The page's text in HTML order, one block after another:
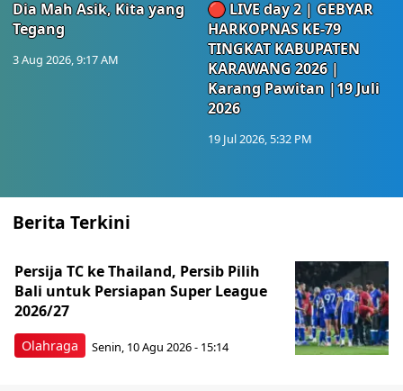
Dia Mah Asik, Kita yang
Tegang
3 Aug 2026, 9:17 AM
🔴 LIVE day 2 | GEBYAR
HARKOPNAS KE-79
TINGKAT KABUPATEN
KARAWANG 2026 |
Karang Pawitan |19 Juli
2026
19 Jul 2026, 5:32 PM
Berita Terkini
Olahraga
Persija TC ke Thailand, Persib Pilih
Bali untuk Persiapan Super League
2026/27
Senin, 10 Agu 2026 - 15:14